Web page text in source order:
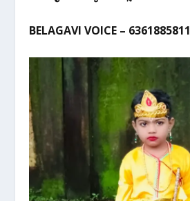
BELAGAVI VOICE – 6361885811